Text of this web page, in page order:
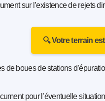
sur l’existence de rejets
🔍 Votre terrain
de boues de stations
pour l’éventuelle